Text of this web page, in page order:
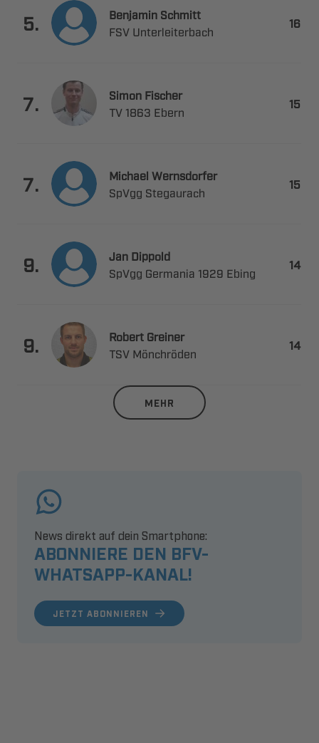
.
 
 

.
 
  

.
 
 

.
 
   

.
 
 

MEHR
ABONNIERE DEN BFV-
WHATSAPP-KANAL!
News direkt auf dein Smartphone:
JETZT ABONNIEREN